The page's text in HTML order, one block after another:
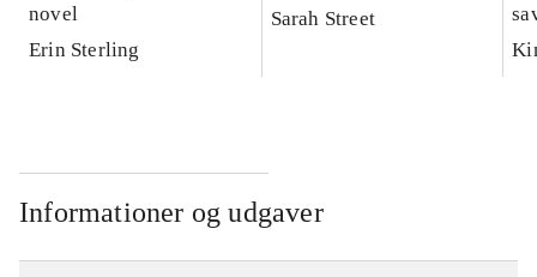
novel
Erin Sterling
Sarah Street
Informationer og udgaver